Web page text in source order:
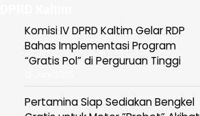
Komisi IV DPRD Kaltim Gelar RDP
Bahas Implementasi Program
“Gratis Pol” di Perguruan Tinggi
Pertamina Siap Sediakan Bengkel